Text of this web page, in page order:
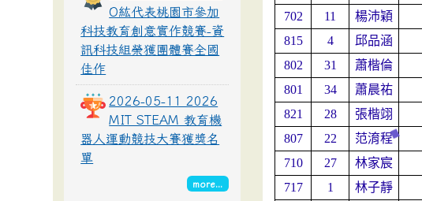
702
11 楊沛穎
815
4 邱品涵
802
31 蕭楷倫
801
34 蕭晨祐
821
28 張楷翊
807
22 范淯程
710
27 林家宸
717
1 林子靜
O紘代表桃園市參加
科技教育創意實作競賽-資
訊科技組榮獲團體賽全國
佳作
2026-05-11 2026
MIT STEAM 教育機
器人運動競技大賽獲獎名
單
more...